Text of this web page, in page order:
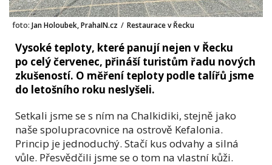
foto: Jan Holoubek, PrahaIN.cz / Restaurace v Řecku
Vysoké teploty, které panují nejen v Řecku
po celý červenec, přináší turistům řadu nových
zkušeností. O měření teploty podle talířů jsme
do letošního roku neslyšeli.
Setkali jsme se s ním na Chalkidiki, stejně jako
naše spolupracovnice na ostrově Kefalonia.
Princip je jednoduchý. Stačí kus odvahy a silná
vůle. Přesvědčili jsme se o tom na vlastní kůži.